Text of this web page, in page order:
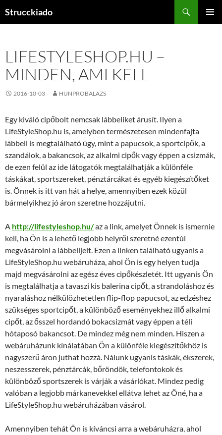
Strucckiado
LIFESTYLESHOP.HU –
MINDEN, AMI KELL
2016-10-03 HUNPROBALAZS
Egy kiváló cipőbolt nemcsak lábbeliket árusít. Ilyen a
LifeStyleShop.hu is, amelyben természetesen mindenfajta
lábbeli is megtalálható úgy, mint a papucsok, a sportcipők, a
szandálok, a bakancsok, az alkalmi cipők vagy éppen a csizmák,
de ezen felül az ide látogatók megtalálhatják a különféle
táskákat, sportszereket, pénztárcákat és egyéb kiegészítőket
is. Önnek is itt van hát a helye, amennyiben ezek közül
bármelyikhez jó áron szeretne hozzájutni.
A http://lifestyleshop.hu/az a link, amelyet Önnek is ismernie
kell, ha Ön is a lehető legjobb helyről szeretné ezentúl
megvásárolni a lábbelijeit. Ezen a linken található ugyanis a
LifeStyleShop.hu webáruháza, ahol Ön is egy helyen tudja
majd megvásárolni az egész éves cipőkészletét. Itt ugyanis Ön
is megtalálhatja a tavaszi kis balerina cipőt, a strandoláshoz és
nyaraláshoz nélkülözhetetlen flip-flop papucsot, az edzéshez
szükséges sportcipőt, a különböző eseményekhez illő alkalmi
cipőt, az ősszel hordandó bokacsizmát vagy éppen a téli
hótaposó bakancsot. De mindez még nem minden. Hiszen a
webáruházunk kínálatában Ön a különféle kiegészítőkhöz is
nagyszerű áron juthat hozzá. Nálunk ugyanis táskák, ékszerek,
neszesszerek, pénztárcák, bőröndök, telefontokok és
különböző sportszerek is várják a vásárlókat. Mindez pedig
valóban a legjobb márkanevekkel ellátva lehet az Öné, ha a
LifeStyleShop.hu webáruházában vásárol.
Amennyiben tehát Ön is kíváncsi arra a webáruházra, ahol